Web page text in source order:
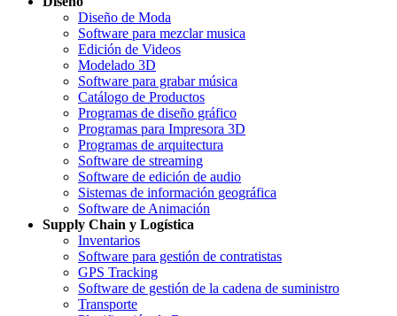
Diseño de Moda
Software para mezclar musica
Edición de Videos
Modelado 3D
Software para grabar música
Catálogo de Productos
Programas de diseño gráfico
Programas para Impresora 3D
Programas de arquitectura
Software de streaming
Software de edición de audio
Sistemas de información geográfica
Software de Animación
Supply Chain y Logística
Inventarios
Software para gestión de contratistas
GPS Tracking
Software de gestión de la cadena de suministro
Transporte